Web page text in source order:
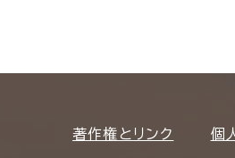
著作権とリンク 個